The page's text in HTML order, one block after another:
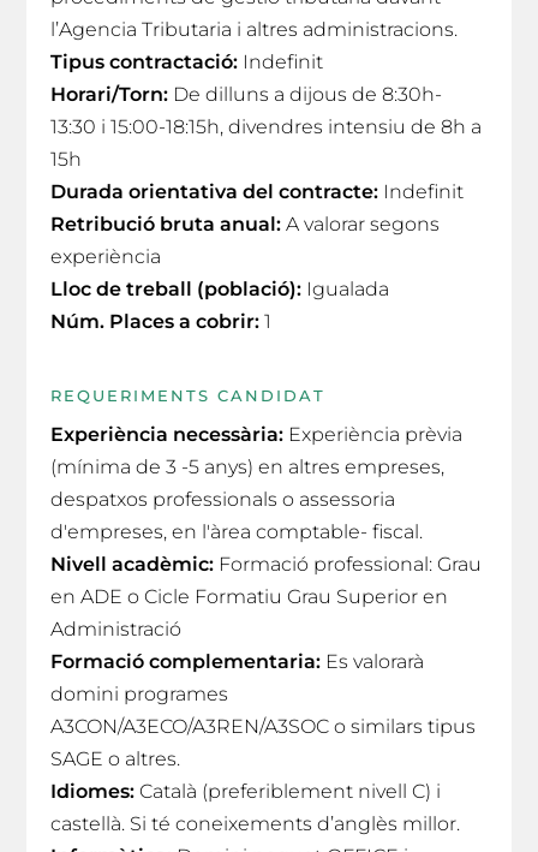
l’Agencia Tributaria i altres administracions.
Tipus contractació: Indefinit
Horari/Torn: De dilluns a dijous de 8:30h-
13:30 i 15:00-18:15h, divendres intensiu de 8h a
15h
Durada orientativa del contracte: Indefinit
Retribució bruta anual: A valorar segons
experiència
Lloc de treball (població): Igualada
Núm. Places a cobrir: 1
REQUERIMENTS CANDIDAT
Experiència necessària: Experiència prèvia
(mínima de 3 -5 anys) en altres empreses,
despatxos professionals o assessoria
d'empreses, en l'àrea comptable- fiscal.
Nivell acadèmic: Formació professional: Grau
en ADE o Cicle Formatiu Grau Superior en
Administració
Formació complementaria: Es valorarà
domini programes
A3CON/A3ECO/A3REN/A3SOC o similars tipus
SAGE o altres.
Idiomes: Català (preferiblement nivell C) i
castellà. Si té coneixements d’anglès millor.